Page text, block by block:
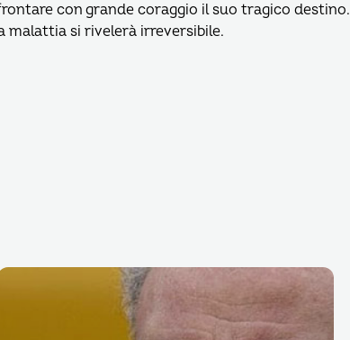
con grande coraggio il suo tragico destino.
malattia si rivelerà irreversibile.